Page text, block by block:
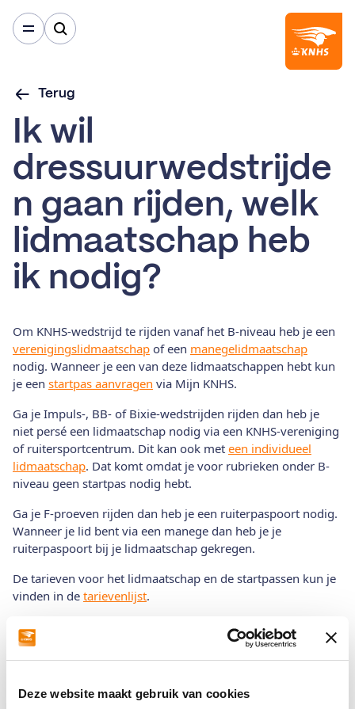
Deze website maakt gebruik van cookies
Terug
Ik wil
dressuurwedstrijde
n gaan rijden, welk
lidmaatschap heb
ik nodig?
Om KNHS-wedstrijd te rijden vanaf het B-niveau heb je een
verenigingslidmaatschap of een manegelidmaatschap
nodig. Wanneer je een van deze lidmaatschappen hebt kun
je een startpas aanvragen via Mijn KNHS.
Ga je Impuls-, BB- of Bixie-wedstrijden rijden dan heb je
niet persé een lidmaatschap nodig via een KNHS-vereniging
of ruitersportcentrum. Dit kan ook met een individueel
lidmaatschap. Dat komt omdat je voor rubrieken onder B-
niveau geen startpas nodig hebt.
Ga je F-proeven rijden dan heb je een ruiterpaspoort nodig.
Wanneer je lid bent via een manege dan heb je je
ruiterpaspoort bij je lidmaatschap gekregen.
De tarieven voor het lidmaatschap en de startpassen kun je
vinden in de tarievenlijst.
Meedoen aan wedstrijden